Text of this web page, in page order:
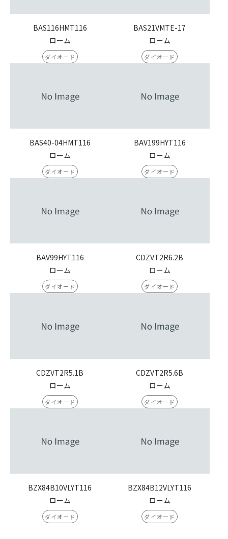
BAS116HMT116
ローム
ダイオード
BAS21VMTE-17
ローム
ダイオード
BAS40-04HMT116
ローム
ダイオード
BAV199HYT116
ローム
ダイオード
BAV99HYT116
ローム
ダイオード
CDZVT2R6.2B
ローム
ダイオード
CDZVT2R5.1B
ローム
ダイオード
CDZVT2R5.6B
ローム
ダイオード
BZX84B10VLYT116
ローム
ダイオード
BZX84B12VLYT116
ローム
ダイオード